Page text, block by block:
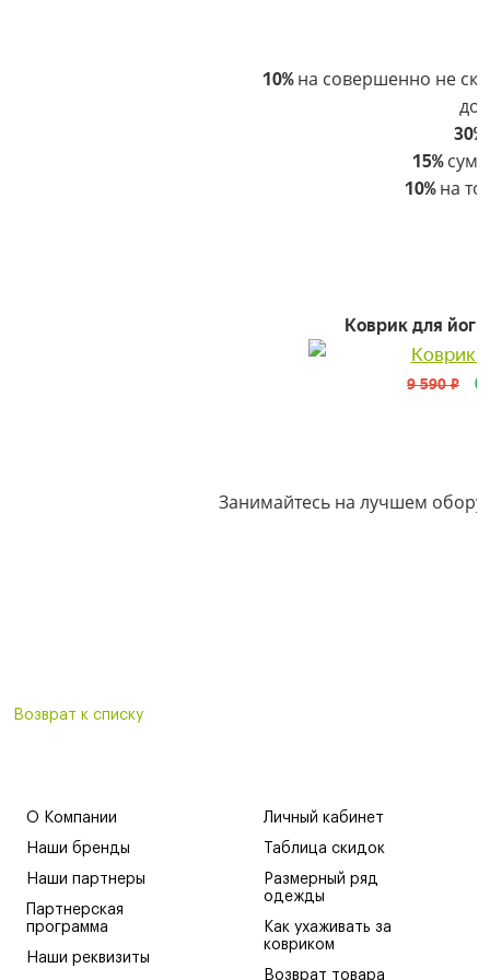
10%на совершенно не
до
30%
15%
10%на
Коврик для
9 590 ₽ 6
Занимайтесь на лучшем
Возврат к списку
О Компании
Наши бренды
Наши партнеры
Партнерская
программа
Наши реквизиты
Личный кабинет
Таблица скидок
Размерный ряд
одежды
Как ухаживать за
ковриком
Возврат товара